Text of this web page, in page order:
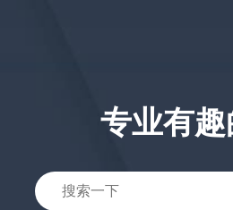
专业有